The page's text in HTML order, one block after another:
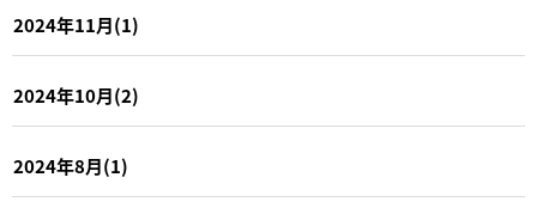
2024年11月(1)
2024年10月(2)
2024年8月(1)